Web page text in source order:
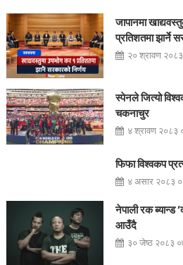
जापानमा
प्रतिशतमा झार्ने
२० श्रावण
स्पेनले जित्यो
चकनाचुर
४ श्रावण २०८३
फिफा विश्वकप
४ असार २०८३
नेपाली रक ब्यान्ड
आउँदै
३० जेष्ठ २०८३